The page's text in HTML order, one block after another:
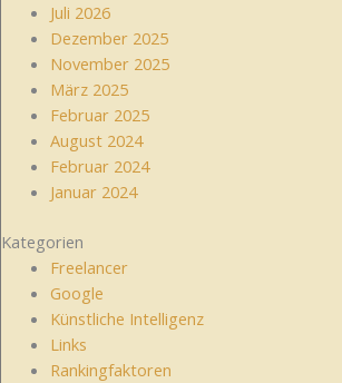
Juli 2026
Dezember 2025
November 2025
März 2025
Februar 2025
August 2024
Februar 2024
Januar 2024
Kategorien
Freelancer
Google
Künstliche Intelligenz
Links
Rankingfaktoren